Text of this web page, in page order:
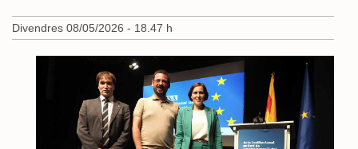
Divendres 08/05/2026 - 18.47 h